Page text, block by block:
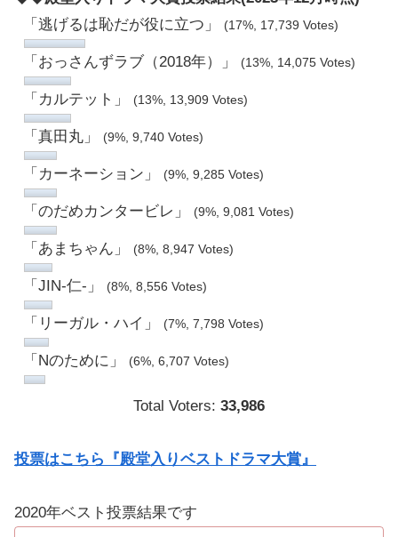
「逃げるは恥だが役に立つ」
(17%, 17,739 Votes)
「おっさんずラブ（2018年）」 (13%, 14,075 Votes)
「カルテット」 (13%, 13,909 Votes)
「真田丸」 (9%, 9,740 Votes)
「カーネーション」 (9%, 9,285 Votes)
「のだめカンタービレ」 (9%, 9,081 Votes)
「あまちゃん」 (8%, 8,947 Votes)
「JIN-仁-」 (8%, 8,556 Votes)
「リーガル・ハイ」 (7%, 7,798 Votes)
「Nのために」 (6%, 6,707 Votes)
Total Voters: 33,986
投票はこちら『殿堂入りベストドラマ大賞』
2020年ベスト投票結果です